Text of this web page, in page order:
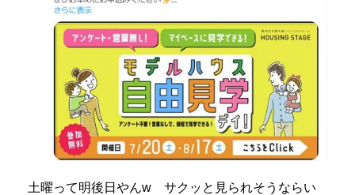
土曜って明後日やんw サクッと見られそうならい